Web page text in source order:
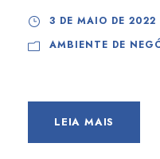
3 DE MAIO DE 2022
AMBIENTE DE
LEIA MAIS